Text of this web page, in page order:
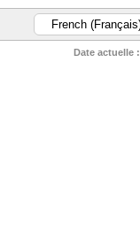
Date actuelle :